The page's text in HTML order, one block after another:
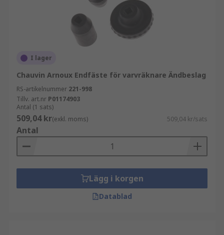
I lager
Chauvin Arnoux Endfäste för varvräknare Ändbeslag
RS-artikelnummer 221-998
Tillv. art.nr P01174903
Antal (1 sats)
509,04 kr(exkl. moms) 509,04 kr/sats
Antal
Lägg i korgen
Datablad